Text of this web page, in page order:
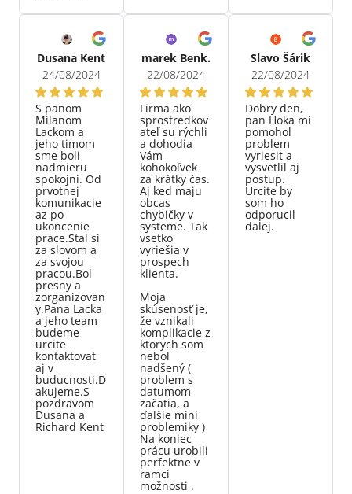
Dusana Kent
24/08/2024
S panom
Milanom
Lackom a
jeho timom
sme boli
nadmieru
spokojni. Od
prvotnej
komunikacie
az po
ukoncenie
prace.Stal si
za slovom a
za svojou
pracou.Bol
presny a
zorganizovan
y.Pana Lacka
a jeho team
budeme
urcite
kontaktovat
aj v
buducnosti.D
akujeme.S
pozdravom
Dusana a
Richard Kent
marek Benk.
22/08/2024
Firma ako
sprostredkov
ateľ su rýchli
a dohodia
Vám
kohokoľvek
za krátky čas.
Aj ked maju
obcas
chybičky v
systeme. Tak
vsetko
vyriešia v
prospech
klienta.
Moja
skúsenosť je,
že vznikali
komplikacie z
ktorych som
nebol
nadšený (
problem s
datumom
začatia, a
ďalšie mini
problemiky )
Na koniec
prácu urobili
perfektne v
ramci
možnosti .
Slavo Šárik
22/08/2024
Dobry den,
pan Hoka mi
pomohol
problem
vyriesit a
vysvetlil aj
postup.
Urcite by
som ho
odporucil
dalej.